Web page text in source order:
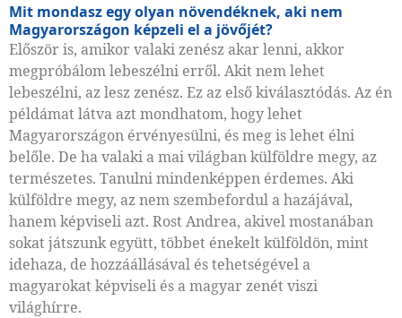
Mit mondasz egy olyan növendéknek, aki nem
Magyarországon képzeli el a jövőjét?
Először is, amikor valaki zenész akar lenni, akkor
megpróbálom lebeszélni erről. Akit nem lehet
lebeszélni, az lesz zenész. Ez az első kiválasztódás. Az én
példámat látva azt mondhatom, hogy lehet
Magyarországon érvényesülni, és meg is lehet élni
belőle. De ha valaki a mai világban külföldre megy, az
természetes. Tanulni mindenképpen érdemes. Aki
külföldre megy, az nem szembefordul a hazájával,
hanem képviseli azt. Rost Andrea, akivel mostanában
sokat játszunk együtt, többet énekelt külföldön, mint
idehaza, de hozzáállásával és tehetségével a
magyarokat képviseli és a magyar zenét viszi
világhírre.